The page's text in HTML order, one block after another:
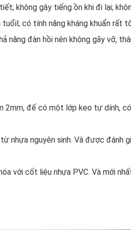
không gây tiếng ồn khi đi lại;
có tính năng kháng khuẩn rất
năng đàn hồi nên không gãy vỡ,
đế có một lớp keo tự dính,
nhựa nguyên sinh. Và được đánh
với cốt liệu nhựa PVC. Và mới